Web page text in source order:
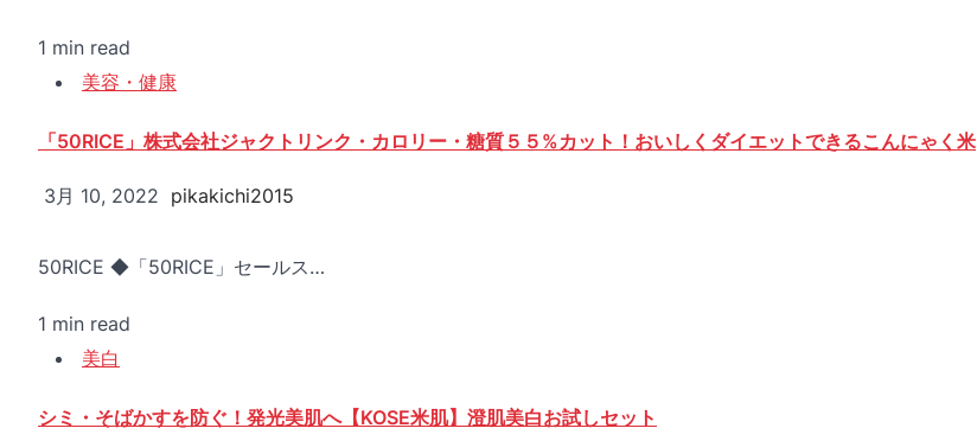
1 min read
美容・健康
「50RICE」株式会社ジャクトリンク・カロリー・糖質５５%カット！おいしくダイエットできるこんにゃく米
3月 10, 2022 pikakichi2015
50RICE ◆「50RICE」セールス…
1 min read
美白
シミ・そばかすを防ぐ！発光美肌へ【KOSE米肌】澄肌美白お試しセット